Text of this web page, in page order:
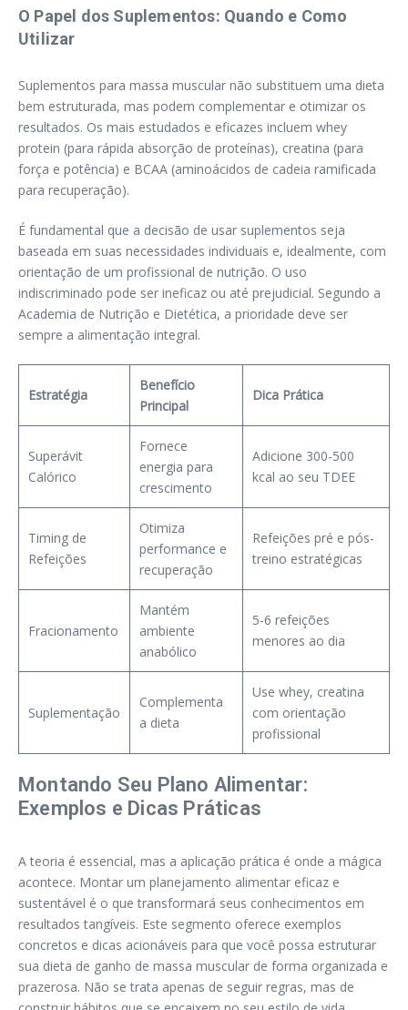
O Papel dos Suplementos: Quando e Como
Utilizar
Suplementos para massa muscular não substituem uma dieta
bem estruturada, mas podem complementar e otimizar os
resultados. Os mais estudados e eficazes incluem whey
protein (para rápida absorção de proteínas), creatina (para
força e potência) e BCAA (aminoácidos de cadeia ramificada
para recuperação).
É fundamental que a decisão de usar suplementos seja
baseada em suas necessidades individuais e, idealmente, com
orientação de um profissional de nutrição. O uso
indiscriminado pode ser ineficaz ou até prejudicial. Segundo a
Academia de Nutrição e Dietética, a prioridade deve ser
sempre a alimentação integral.
Estratégia
Benefício
Principal
Dica Prática
Superávit
Calórico
Fornece
energia para
crescimento
Adicione 300-500
kcal ao seu TDEE
Timing de
Refeições
Otimiza
performance e
recuperação
Refeições pré e pós-
treino estratégicas
Fracionamento
Mantém
ambiente
anabólico
5-6 refeições
menores ao dia
Suplementação
Complementa
a dieta
Use whey, creatina
com orientação
profissional
Montando Seu Plano Alimentar:
Exemplos e Dicas Práticas
A teoria é essencial, mas a aplicação prática é onde a mágica
acontece. Montar um planejamento alimentar eficaz e
sustentável é o que transformará seus conhecimentos em
resultados tangíveis. Este segmento oferece exemplos
concretos e dicas acionáveis para que você possa estruturar
sua dieta de ganho de massa muscular de forma organizada e
prazerosa. Não se trata apenas de seguir regras, mas de